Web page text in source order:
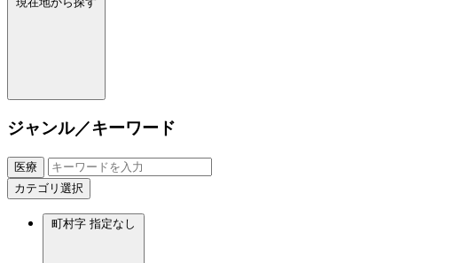
ジャンル／キーワード
医療
カテゴリ選択
町村字 指定なし